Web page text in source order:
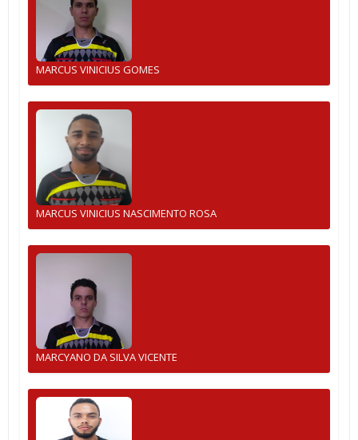
MARCUS VINICIUS GOMES
MARCUS VINICIUS NASCIMENTO ROSA
MARCYANO DA SILVA VICENTE